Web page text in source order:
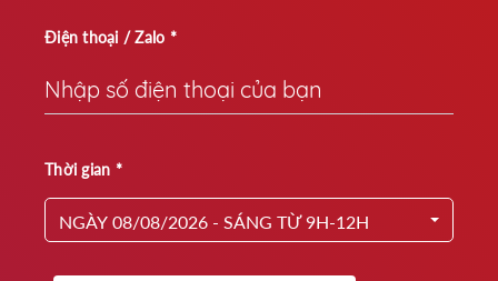
Điện thoại / Zalo *
Thời gian *
NGÀY 08/08/2026 - SÁNG TỪ 9H-12H